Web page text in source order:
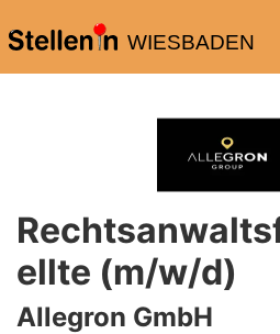
WIESBADEN
ellte (m/w/d)
Allegron GmbH